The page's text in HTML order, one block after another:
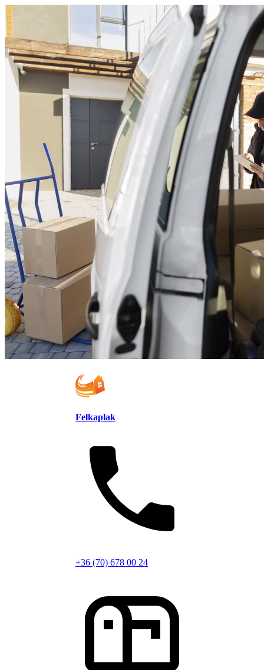
Felkaplak
+36 (70) 678 00 24